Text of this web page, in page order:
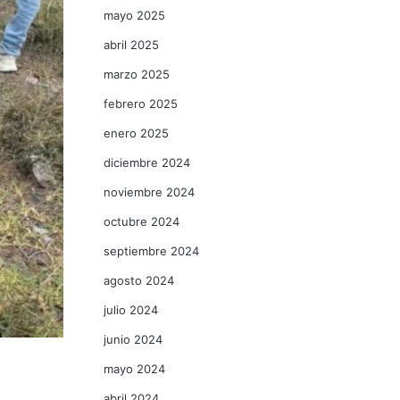
mayo 2025
abril 2025
marzo 2025
febrero 2025
enero 2025
diciembre 2024
noviembre 2024
octubre 2024
septiembre 2024
agosto 2024
julio 2024
junio 2024
mayo 2024